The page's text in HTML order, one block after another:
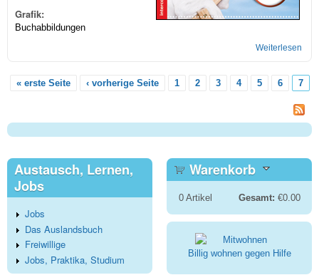
Grafik:
Buchabbildungen
Weiterlesen
« erste Seite ‹ vorherige Seite 1 2 3 4 5 6 7
Austausch, Lernen,
Jobs
Jobs
Das Auslandsbuch
Freiwillige
Jobs, Praktika, Studium
Warenkorb
0Artikel Gesamt: €0.00
Billig wohnen gegen Hilfe